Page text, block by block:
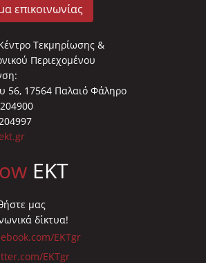
επικοινωνίας
Τεκμηρίωσης &
Περιεχομένου
56, 17564 Παλαιό Φάληρο
EKT
μας
δίκτυα!
EKTgr
EKTgr